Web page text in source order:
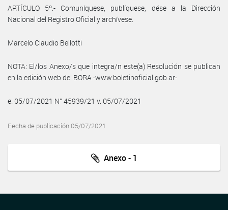
ARTÍCULO 5º.- Comuníquese, publíquese, dése a la Dirección
Nacional del Registro Oficial y archívese.
Marcelo Claudio Bellotti
NOTA: El/los Anexo/s que integra/n este(a) Resolución se publican
en la edición web del BORA -www.boletinoficial.gob.ar-
e. 05/07/2021 N° 45939/21 v. 05/07/2021
Fecha de publicación 05/07/2021
Anexo - 1